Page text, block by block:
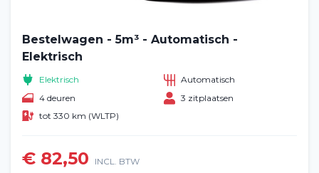
Bestelwagen - 5m³ - Automatisch -
Elektrisch
Elektrisch
Automatisch
4 deuren
3 zitplaatsen
tot 330 km (WLTP)
€ 82,50 INCL. BTW